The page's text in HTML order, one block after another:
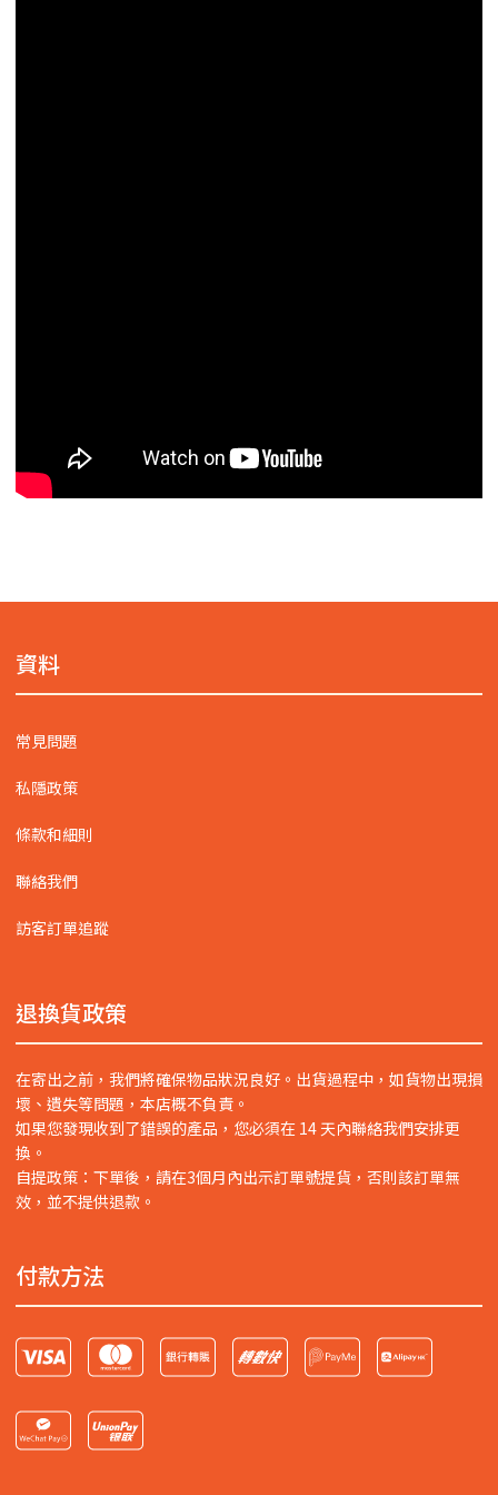
資料
常見問題
私隱政策
條款和細則
聯絡我們
訪客訂單追蹤
退換貨政策
在寄出之前，我們將確保物品狀況良好。出貨過程中，如貨物出現損
壞、遺失等問題，本店概不負責。
如果您發現收到了錯誤的產品，您必須在 14 天內聯絡我們安排更
換。
自提政策：下單後，請在3個月內出示訂單號提貨，否則該訂單無
效，並不提供退款。
付款方法